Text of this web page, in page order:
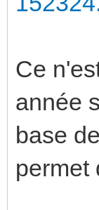
Ce
année
base
permet